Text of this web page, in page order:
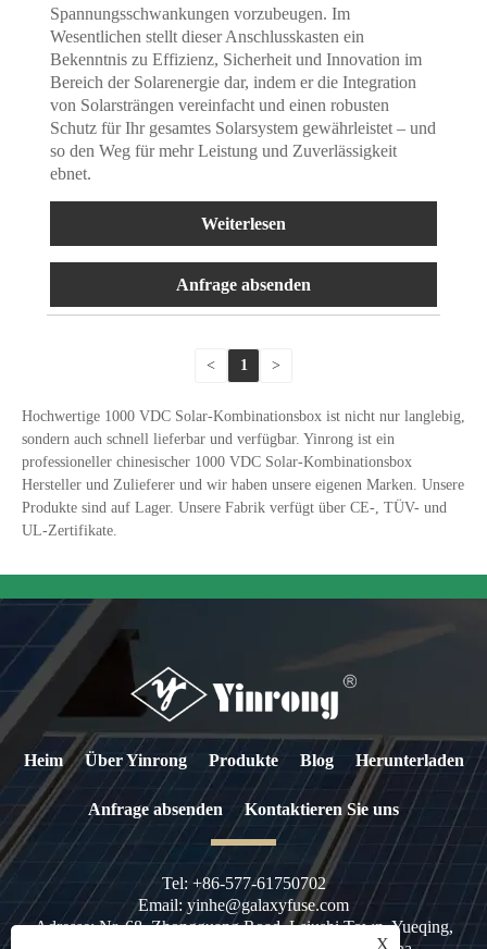
Spannungsschwankungen vorzubeugen. Im
Wesentlichen stellt dieser Anschlusskasten ein
Bekenntnis zu Effizienz, Sicherheit und Innovation im
Bereich der Solarenergie dar, indem er die Integration
von Solarsträngen vereinfacht und einen robusten
Schutz für Ihr gesamtes Solarsystem gewährleistet – und
so den Weg für mehr Leistung und Zuverlässigkeit
ebnet.
Weiterlesen
Anfrage absenden
< 1 >
Hochwertige 1000 VDC Solar-Kombinationsbox ist nicht nur langlebig,
sondern auch schnell lieferbar und verfügbar. Yinrong ist ein
professioneller chinesischer 1000 VDC Solar-Kombinationsbox
Hersteller und Zulieferer und wir haben unsere eigenen Marken. Unsere
Produkte sind auf Lager. Unsere Fabrik verfügt über CE-, TÜV- und
UL-Zertifikate.
Heim Über Yinrong Produkte Blog Herunterladen
Anfrage absenden Kontaktieren Sie uns
Tel: +86-577-61750702
Email:yinhe@galaxyfuse.com
Adresse:Nr. 68, Zhongguang Road, Lsiushi Town, Yueqing,
X